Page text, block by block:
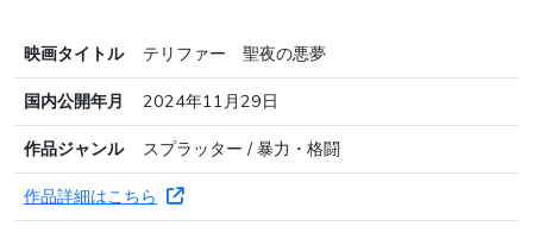
映画タイトル
テリファー 聖夜の悪夢
国内公開年月
2024年11月29日
作品ジャンル
スプラッター / 暴力・格闘
作品詳細はこちら